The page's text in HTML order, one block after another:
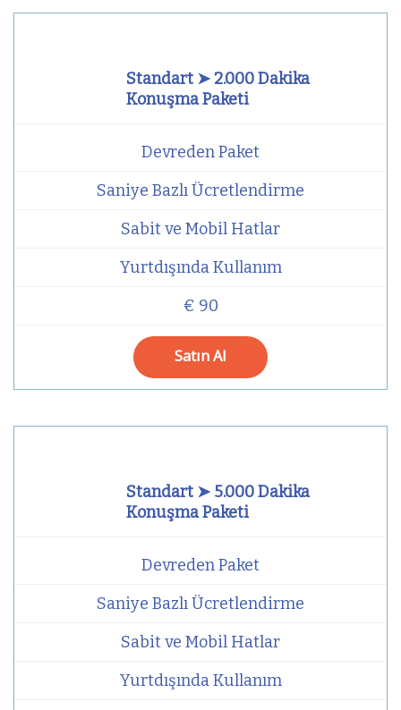
Standart ➤ 2.000 Dakika
Konuşma Paketi
Devreden Paket
Saniye Bazlı Ücretlendirme
Sabit ve Mobil Hatlar
Yurtdışında Kullanım
€ 90
Satın Al
Standart ➤ 5.000 Dakika
Konuşma Paketi
Devreden Paket
Saniye Bazlı Ücretlendirme
Sabit ve Mobil Hatlar
Yurtdışında Kullanım